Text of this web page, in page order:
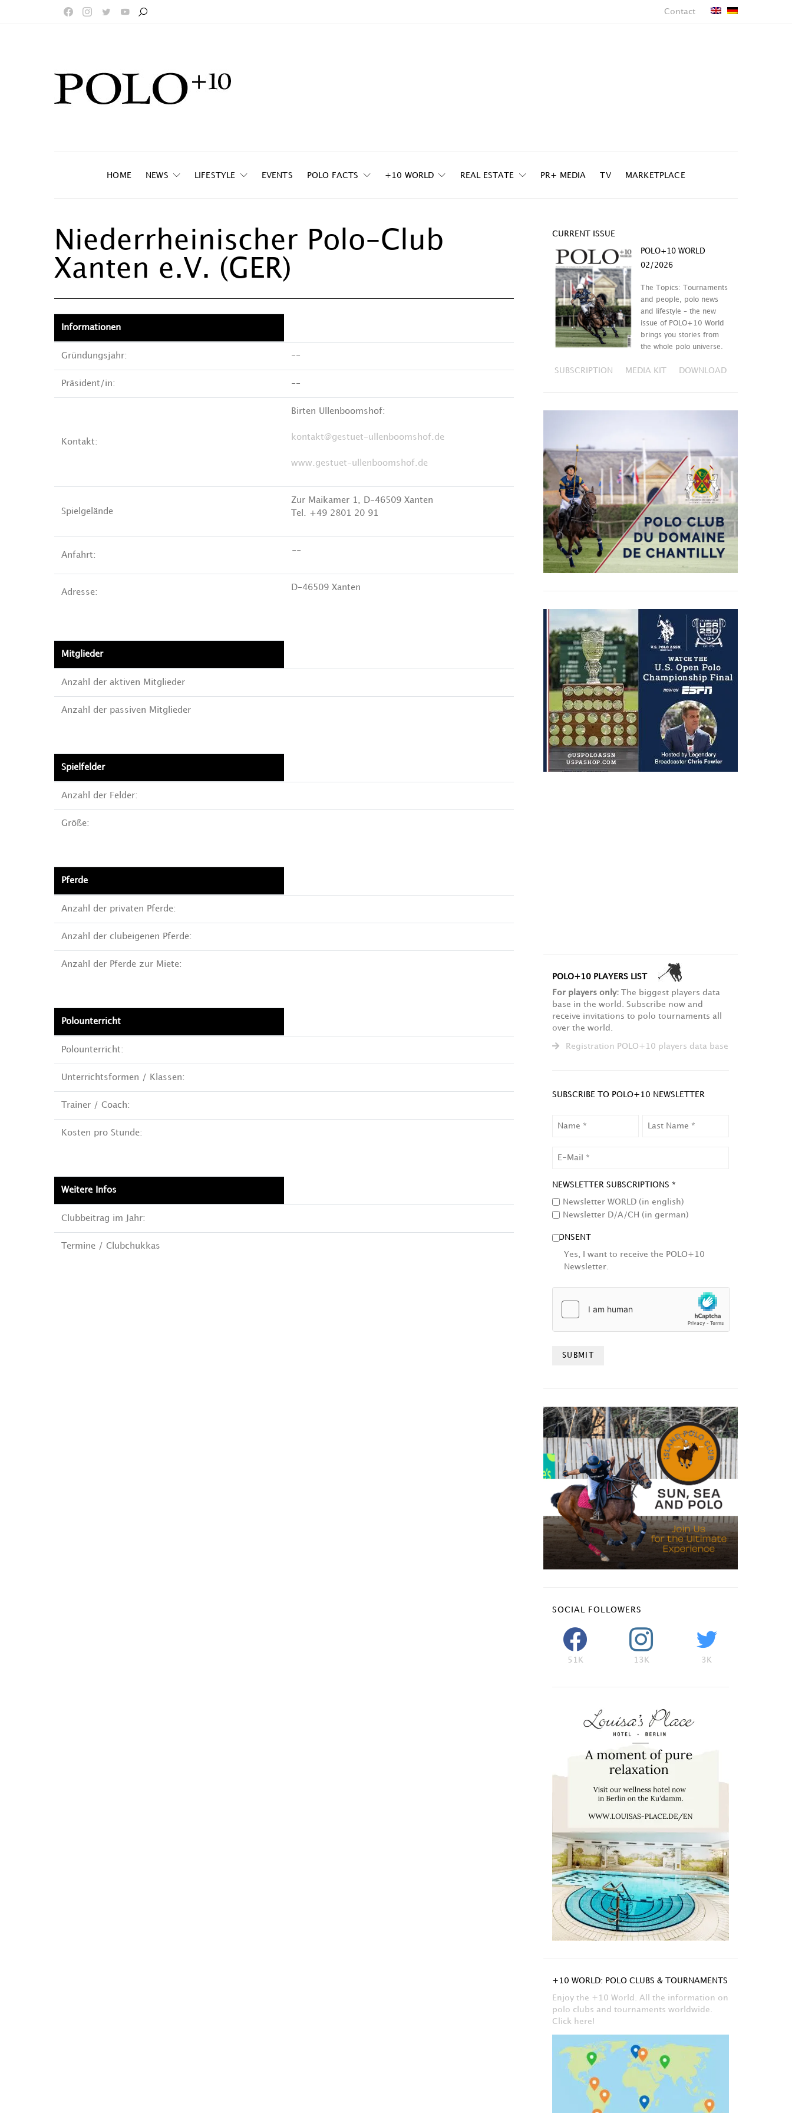
Contact
HOME NEWS LIFESTYLE EVENTS POLO FACTS +10 WORLD REAL ESTATE PR+ MEDIA TV MARKETPLACE
Niederrheinischer Polo-Club
Xanten e.V. (GER)
Informationen
Gründungsjahr: --
Präsident/in: --
Kontakt:
Birten Ullenboomshof:
kontakt@gestuet-ullenboomshof.de
www.gestuet-ullenboomshof.de
Spielgelände
Zur Maikamer 1, D-46509 Xanten
Tel. +49 2801 20 91
Anfahrt:
--
Adresse:
D-46509 Xanten
Mitglieder
Anzahl der aktiven Mitglieder
Anzahl der passiven Mitglieder
Spielfelder
Anzahl der Felder:
Größe:
Pferde
Anzahl der privaten Pferde:
Anzahl der clubeigenen Pferde:
Anzahl der Pferde zur Miete:
Polounterricht
Polounterricht:
Unterrichtsformen / Klassen:
Trainer / Coach:
Kosten pro Stunde:
Weitere Infos
Clubbeitrag im Jahr:
Termine / Clubchukkas
CURRENT ISSUE
POLO+10 WORLD
02/2026
The Topics: Tournaments
and people, polo news
and lifestyle – the new
issue of POLO+10 World
brings you stories from
the whole polo universe.
SUBSCRIPTION MEDIA KIT DOWNLOAD
POLO+10 PLAYERS LIST
For players only: The biggest players data
base in the world. Subscribe now and
receive invitations to polo tournaments all
over the world.
Registration POLO+10 players data base
SUBSCRIBE TO POLO+10 NEWSLETTER
NEWSLETTER SUBSCRIPTIONS *
Newsletter WORLD (in english)
Newsletter D/A/CH (in german)
CONSENT
Yes, I want to receive the POLO+10
Newsletter.
SOCIAL FOLLOWERS
51K 13K 3K
+10 WORLD: POLO CLUBS & TOURNAMENTS
Enjoy the +10 World. All the information on
polo clubs and tournaments worldwide.
Click here!